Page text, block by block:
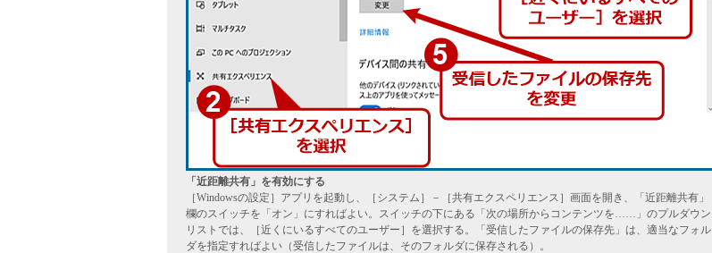
「近距離共有」を有効にする
［Windowsの設定］アプリを起動し、［システム］－［共有エクスペリエンス］画面を開き、「近距離共有」
欄のスイッチを「オン」にすればよい。スイッチの下にある「次の場所からコンテンツを……」のプルダウン
リストでは、［近くにいるすべてのユーザー］を選択する。「受信したファイルの保存先」は、適当なフォル
ダを指定すればよい（受信したファイルは、そのフォルダに保存される）。